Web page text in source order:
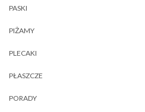
PASKI
PIŻAMY
PLECAKI
PŁASZCZE
PORADY